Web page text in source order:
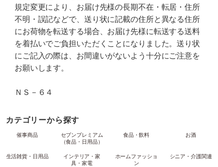
規定変更により、お届け先様の長期不在・転居・住所
不明・誤記などで、送り状に記載の住所と異なる住所
にお荷物を転送する場合、お届け先様に転送する送料
を着払いでご負担いただくことになりました。送り状
にご記入の際は、お間違いがないよう十分にご注意を
お願いします。
ＮＳ－６４
カテゴリーから探す
催事商品
セブンプレミアム
（食品・日用品）
食品・飲料 お酒
生活雑貨・日用品
インテリア・家
具・家電
ホームファッショ
ン
シニア・介護関連